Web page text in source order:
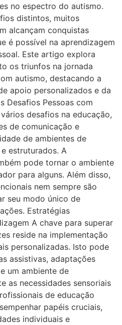
no espectro do autismo.
distintos, muitos
alcançam conquistas
é possível na aprendizagem
Este artigo explora
os triunfos na jornada
autismo, destacando a
apoio personalizados e da
Desafios Pessoas com
desafios na educação,
de comunicação e
de ambientes de
estruturados. A
pode tornar o ambiente
para alguns. Além disso,
nem sempre são
seu modo único de
Estratégias
A chave para superar
reside na implementação
personalizadas. Isto pode
assistivas, adaptações
um ambiente de
as necessidades sensoriais
de educação
papéis cruciais,
individuais e